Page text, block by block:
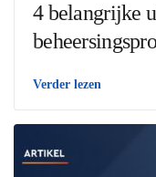
4 belangrijke
Verder lezen